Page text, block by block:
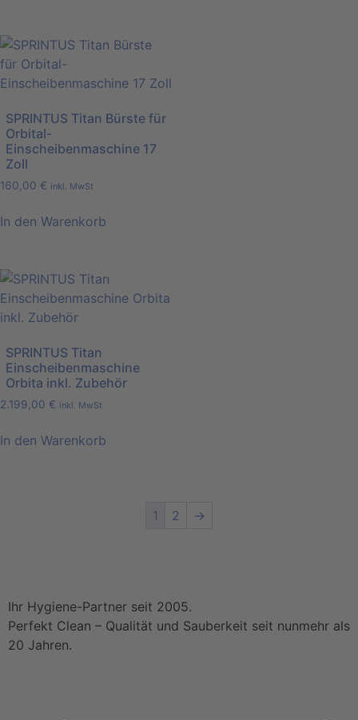
SPRINTUS Titan Bürste für
Orbital-
Einscheibenmaschine 17
Zoll
160,00 € inkl. MwSt
In den Warenkorb
SPRINTUS Titan
Einscheibenmaschine
Orbita inkl. Zubehör
2.199,00 € inkl. MwSt
In den Warenkorb
1 2 →
Ihr Hygiene-Partner seit 2005.
Perfekt Clean – Qualität und Sauberkeit seit nunmehr als
20 Jahren.